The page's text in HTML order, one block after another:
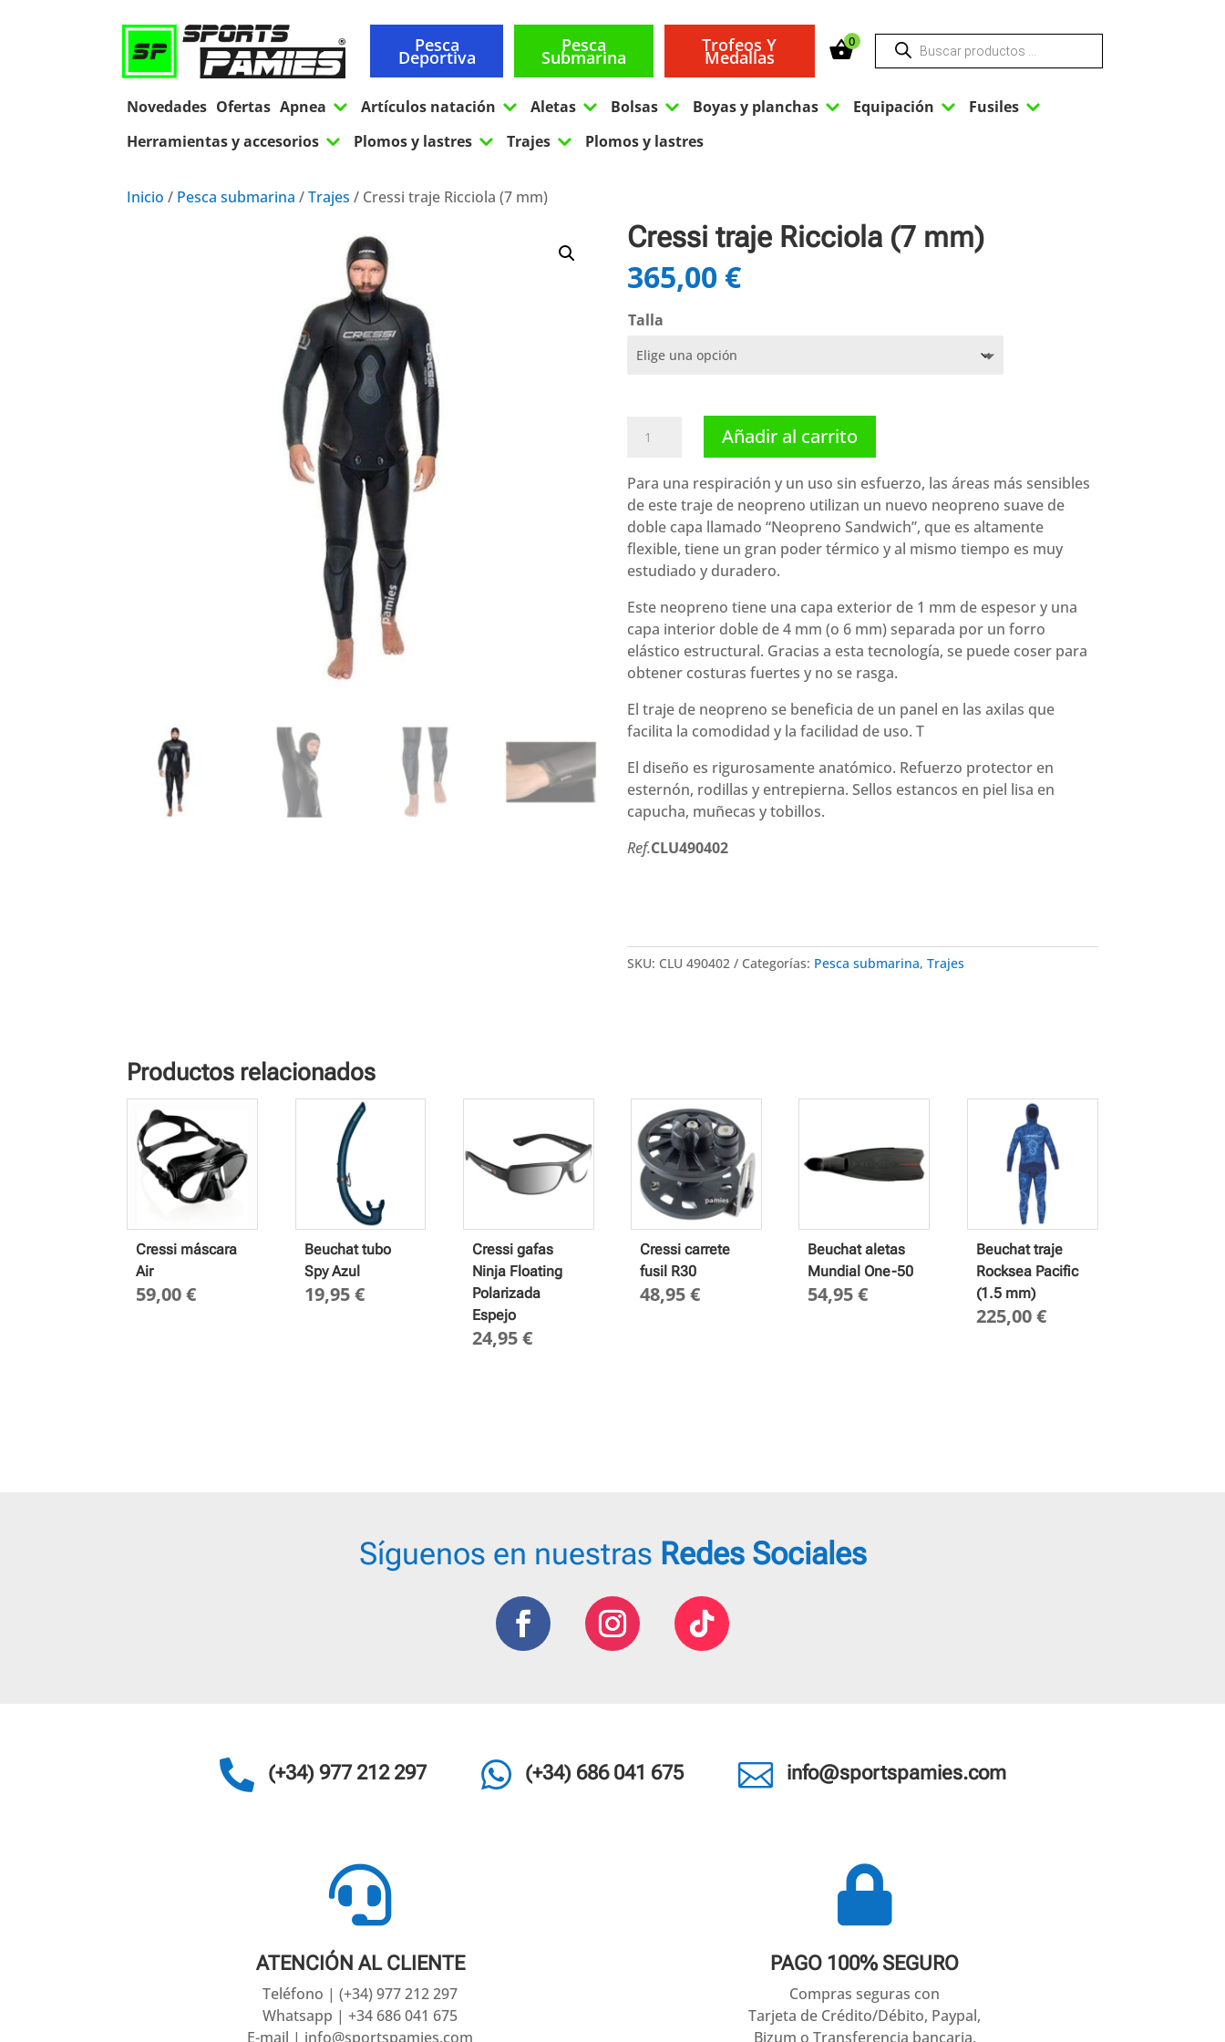
Pesca
Deportiva
Pesca
Submarina
Trofeos Y
Medallas
0 Búsqueda
productos
Novedades Ofertas Apnea 3 Artículos natación 3 Aletas 3 Bolsas 3 Boyas y planchas 3 Equipación 3 Fusiles 3
Herramientas y accesorios 3 Plomos y lastres 3 Trajes 3 Plomos y lastres
Inicio / Pesca submarina /Trajes / Cressi traje Ricciola (7 mm)
Cressi traje Ricciola (7 mm)
365,00 €
Talla
traje
(7
mm)
cantidad
Añadir al carrito
Para una respiración y un uso sin esfuerzo, las áreas más sensibles
de este traje de neopreno utilizan un nuevo neopreno suave de
doble capa llamado “Neopreno Sandwich”, que es altamente
flexible, tiene un gran poder térmico y al mismo tiempo es muy
estudiado y duradero.
Este neopreno tiene una capa exterior de 1 mm de espesor y una
capa interior doble de 4 mm (o 6 mm) separada por un forro
elástico estructural. Gracias a esta tecnología, se puede coser para
obtener costuras fuertes y no se rasga.
El traje de neopreno se beneficia de un panel en las axilas que
facilita la comodidad y la facilidad de uso. T
El diseño es rigurosamente anatómico. Refuerzo protector en
esternón, rodillas y entrepierna. Sellos estancos en piel lisa en
capucha, muñecas y tobillos.
Ref.CLU490402
SKU: CLU 490402 Categorías: Pesca submarina, Trajes
Productos relacionados
Cressi máscara
Air
59,00€
Beuchat tubo
Spy Azul
19,95€
Cressi gafas
Ninja Floating
Polarizada
Espejo
24,95€
Cressi carrete
fusil R30
48,95€
Beuchat aletas
Mundial One-50
54,95€
Beuchat traje
Rocksea Pacific
(1.5 mm)
225,00€
Síguenos en nuestras Redes Sociales
 (+34) 977 212 297  (+34) 686 041 675  info@sportspamies.com

ATENCIÓN AL CLIENTE
Teléfono | (+34) 977 212 297
Whatsapp | +34 686 041 675
E-mail | info@sportspamies.com

PAGO 100% SEGURO
Compras seguras con
Tarjeta de Crédito/Débito, Paypal,
Bizum o Transferencia bancaria.